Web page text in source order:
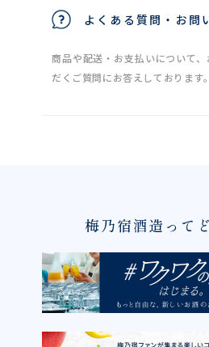
よくある質問・お問
商品や配送・お支払いについて
だくご質問にお答えしております。
梅乃宿酒造って